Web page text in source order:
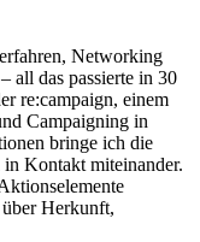
Networking
all das passierte in 30
re:campaign, einem
Campaigning in
bringe ich die
Kontakt miteinander.
Herkunft,